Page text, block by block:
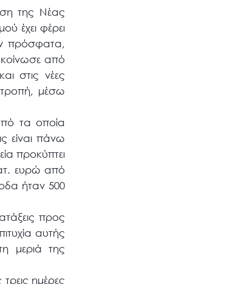
της Νέας
έχει φέρει
πρόσφατα,
από
στις νέες
μέσω
τα οποία
είναι πάνω
προκύπτει
ευρώ από
ήταν 500
προς
αυτής
μεριά της
ημέρες